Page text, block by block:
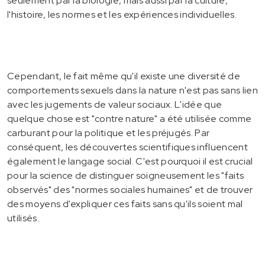
l'histoire, les normes et les expériences individuelles.
Cependant, le fait même qu'il existe une diversité de
comportements sexuels dans la nature n'est pas sans lien
avec les jugements de valeur sociaux. L'idée que
quelque chose est "contre nature" a été utilisée comme
carburant pour la politique et les préjugés. Par
conséquent, les découvertes scientifiques influencent
également le langage social. C'est pourquoi il est crucial
pour la science de distinguer soigneusement les "faits
observés" des "normes sociales humaines" et de trouver
des moyens d'expliquer ces faits sans qu'ils soient mal
utilisés.